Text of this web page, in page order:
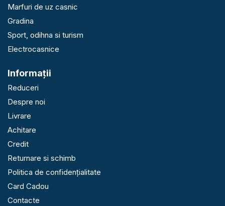
Marfuri de uz casnic
Gradina
Sport, odihna si turism
Electrocasnice
Informaţii
Reduceri
Despre noi
Livrare
Achitare
Credit
Returnare si schimb
Politica de confidențialitate
Card Cadou
Contacte